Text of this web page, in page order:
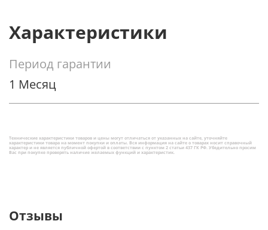
1. Большой объем: Позволяет приготовить сразу
гостей.
2. Удобство: Не нужно постоянно включать чайник,
достаточно один раз налить воду и включить его.
закипания предотвращает перегрев и риск
5. Простота использования: Интуитивно понятный
Характеристики
Период гарантии
1 Месяц
Технические характеристики товаров и цены могут отличаться от указанных на сайте, уточняйте
характеристики товара на момент покупки и оплаты. Вся информация на сайте о товарах носит справочный
характер и не является публичной офертой в соответствии с пунктом 2 статьи 437 ГК РФ. Убедительно просим
Вас при покупке проверять наличие желаемых функций и характеристик.
Отзывы